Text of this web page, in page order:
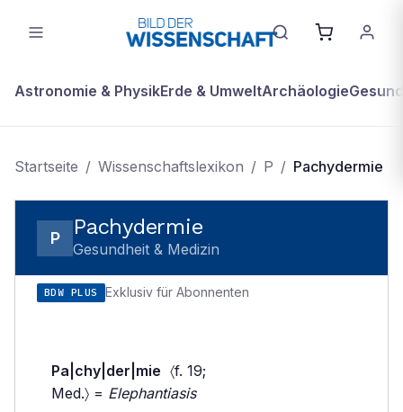
Astronomie & PhysikErde & UmweltArchäologie
Startseite / Wissenschaftslexikon / P / Pachydermie
P Pachydermie
Gesundheit & Medizin
BDW PLUS Exklusiv für Abonnenten
Pa|chy|der|mie 〈f. 19;
Med.〉 = Elephantiasis